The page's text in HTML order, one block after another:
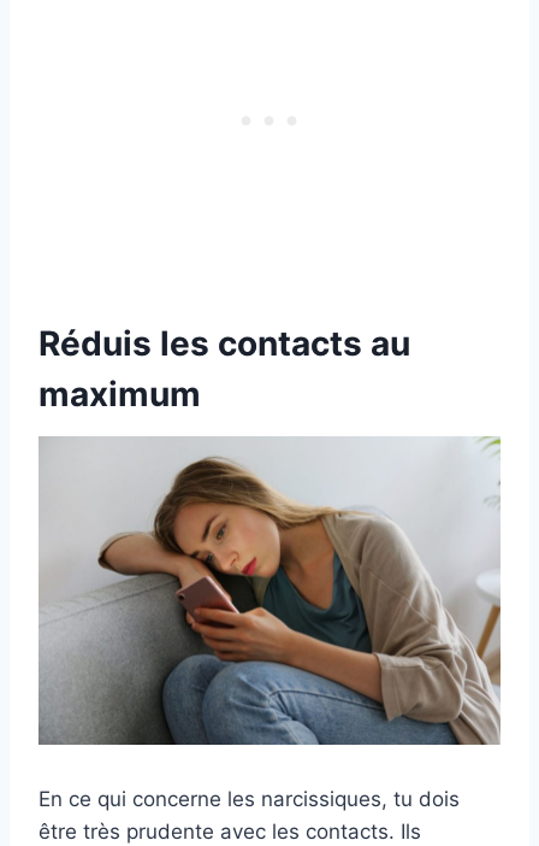
Réduis les contacts au
maximum
En ce qui concerne les narcissiques, tu dois
être très prudente avec les contacts. Ils